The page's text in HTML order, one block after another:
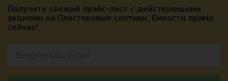
Получите свежий прайс-лист с действующими
акциями на Пластиковые септики, Емкости прямо
сейчас!